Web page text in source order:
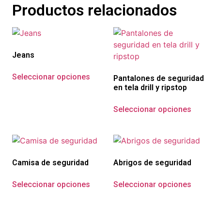
Productos relacionados
Jeans
Seleccionar opciones
Pantalones de seguridad
en tela drill y ripstop
Seleccionar opciones
Camisa de seguridad
Seleccionar opciones
Abrigos de seguridad
Seleccionar opciones